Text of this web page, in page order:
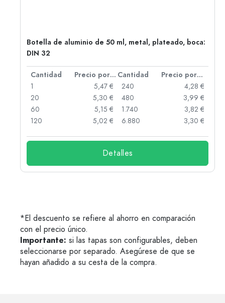
Botella de aluminio de 50 ml, metal, plateado, boca:
DIN 32
Cantidad Precio por unidad Cantidad
Precio por unidad
1
5,47 €
20
5,30 €
60
5,15 €
120
5,02 €
240
4,28 €
480
3,99 €
1.740
3,82 €
6.880
3,30 €
Detalles
*El descuento se refiere al ahorro en comparación
con el precio único.
Importante: si las tapas son configurables, deben
seleccionarse por separado. Asegúrese de que se
hayan añadido a su cesta de la compra.